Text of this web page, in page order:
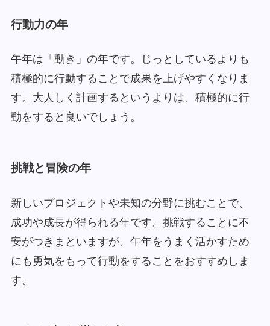
行動力の年
午年は「動き」の年です。じっとしているよりも
積極的に行動することで成果を上げやすくなりま
す。大人しく計画するというよりは、積極的に行
動をすると良いでしょう。
挑戦と冒険の年
新しいプロジェクトや未知の分野に挑むことで、
成功や成長が得られる年です。挑戦することに不
安がつきまといますが、午年をうまく活かすため
にも勇気をもって行動をすることをおすすめしま
す。